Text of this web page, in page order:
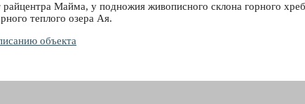
Майма, у подножия живописного склона горного
теплого озера Ая.
объекта